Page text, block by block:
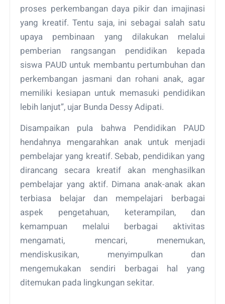
proses perkembangan daya pikir dan imajinasi
yang kreatif. Tentu saja, ini sebagai salah satu
upaya pembinaan yang dilakukan melalui
pemberian rangsangan pendidikan kepada
siswa PAUD untuk membantu pertumbuhan dan
perkembangan jasmani dan rohani anak, agar
memiliki kesiapan untuk memasuki pendidikan
lebih lanjut”, ujar Bunda Dessy Adipati.
Disampaikan pula bahwa Pendidikan PAUD
hendahnya mengarahkan anak untuk menjadi
pembelajar yang kreatif. Sebab, pendidikan yang
dirancang secara kreatif akan menghasilkan
pembelajar yang aktif. Dimana anak-anak akan
terbiasa belajar dan mempelajari berbagai
aspek pengetahuan, keterampilan, dan
kemampuan melalui berbagai aktivitas
mengamati, mencari, menemukan,
mendiskusikan, menyimpulkan dan
mengemukakan sendiri berbagai hal yang
ditemukan pada lingkungan sekitar.